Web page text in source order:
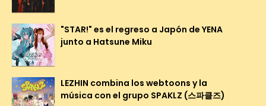
"STAR!" es el regreso a Japón de YENA
junto a Hatsune Miku
LEZHIN combina los webtoons y la
música con el grupo SPAKLZ (스파클즈)